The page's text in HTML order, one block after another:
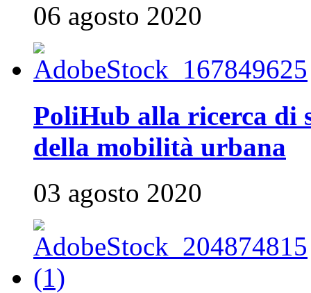
06 agosto 2020
PoliHub alla ricerca di
della mobilità urbana
03 agosto 2020